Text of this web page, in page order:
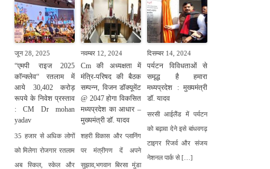
जून 28, 2025
“एमपी राइज 2025
कॉन्क्लेव“ रतलाम में
आये 30,402 करोड़
रूपये के निवेश प्रस्ताव
: CM Dr mohan
yadav
35 हजार से अधिक लोगों
को मिलेगा रोजगार रतलाम
अब स्किल, स्केल और
नवम्बर 12, 2024
Cm की अध्यक्षता में
मंत्रि-परिषद की बैठक
सम्पन्न, विजन डॉक्यूमेंट
@ 2047 होगा विकसित
मध्यप्रदेश का आधार –
मुख्यमंत्री डॉ. यादव
शहरी विकास और प्लानिंग
पर मंत्रीगण दें अपने
सुझाव,भगवान बिरसा मुंडा
दिसम्बर 14, 2024
पर्यटन विविधताओं से
समृद्ध है हमारा
मध्यप्रदेश : मुख्यमंत्री
डॉ. यादव
सरसी आईलैंड में पर्यटन
को बढ़ावा देने इसे बांधवगढ़
टाइगर रिजर्व और संजय
नेशनल पार्क से […]